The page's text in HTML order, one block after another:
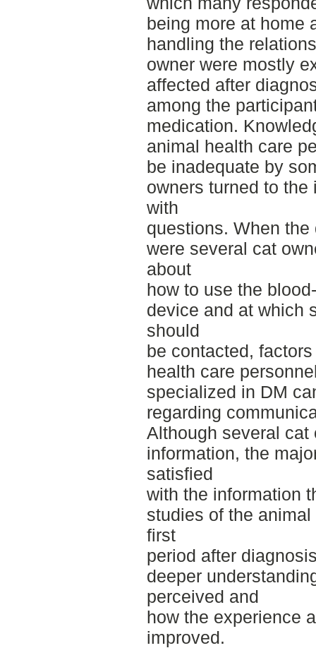
being more at home
handling the
owner were mostly
affected after
among the
medication.
animal health care
be inadequate by
owners turned to
with
questions. When
were several cat
about
how to use the
device and at which
should
be contacted,
health care
specialized in DM
regarding
Although several
information, the
satisfied
with the information
studies of the
first
period after
deeper
perceived and
how the experience
improved.